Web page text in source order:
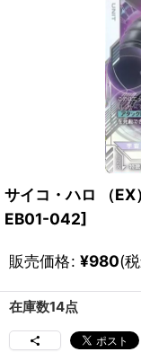
サイコ・ハロ （
EB01-042]
販売価格: ¥980(
在庫数14点